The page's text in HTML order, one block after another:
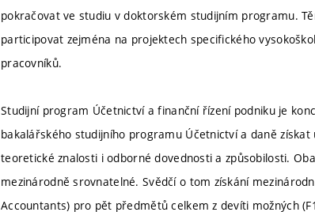
pokračovat ve studiu v doktorském studijním programu.
participovat zejména na projektech specifického
pracovníků.
Studijní program Účetnictví a finanční řízení podniku je
bakalářského studijního programu Účetnictví a daně
teoretické znalosti i odborné dovednosti a způsobilosti.
mezinárodně srovnatelné. Svědčí o tom získání
Accountants) pro pět předmětů celkem z devíti možných